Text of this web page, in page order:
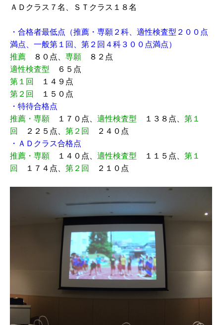
ＡＤクラス７名、ＳＴクラス１８名
・合格者最低点（推薦・専願２科、適性検査型２００点
満点、一般第１回、第２回４科３００点満点）
推薦 ８０点、 専願 ８２点
適性検査型 ６５点
第１回
１４９点
第２回
１５０点
・特待合格点
推薦・専願 １７０点、 適性検査型 １３８点、 第１
回
２２５点、 第２回
２４０点
・ＡＤクラス合格点
推薦・専願 １４０点、 適性検査型 １１５点、 第１
回
１７４点、 第２回 ２１０点